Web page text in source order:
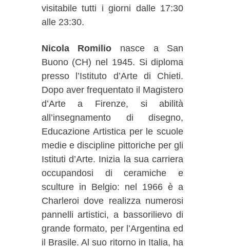
visitabile tutti i giorni dalle 17:30
alle 23:30.
Nicola Romilio nasce a San
Buono (CH) nel 1945. Si diploma
presso l’Istituto d’Arte di Chieti.
Dopo aver frequentato il Magistero
d’Arte a Firenze, si abilità
all’insegnamento di disegno,
Educazione Artistica per le scuole
medie e discipline pittoriche per gli
Istituti d’Arte. Inizia la sua carriera
occupandosi di ceramiche e
sculture in Belgio: nel 1966 è a
Charleroi dove realizza numerosi
pannelli artistici, a bassorilievo di
grande formato, per l’Argentina ed
il Brasile. Al suo ritorno in Italia, ha